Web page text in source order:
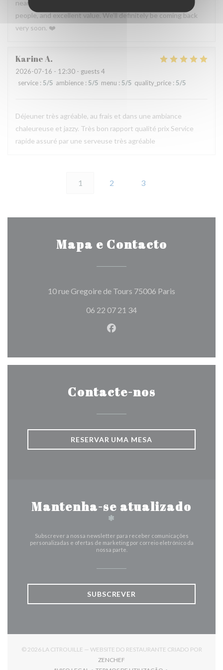
nearby. A true hidden gem with incredible food, wonderful
people, and excellent value. We’ll definitely be coming back
very soon. ❤️
KarineA
2026-07-16 - 12:30 - guests 4
service : 5/5 ambience : 5/5 menu : 5/5 quality_price : 5/5
Déjeuner très agréable, au frais et dans une ambiance
chaleureuse et jazzy. Très bon rapport qualité prix Service
rapide assuré par une serveuse très agréable
1 2 3
Mapa e Contacto
10 rue Gregoire de Tours 75006 Paris
06 22 07 21 34
Facebook ((abre numa nova
Contacte-nos
RESERVAR UMA MESA
Mantenha-se atualizado
*
Subscrever a nossa newsletter para receber comunicações
personalizadas e ofertas de marketing por correio eletrónico da
nossa parte.
SUBSCREVER
© 2026 LA CITROUILLE — WEBSITE DO RESTAURANTE CRIADO POR
ZENCHEF